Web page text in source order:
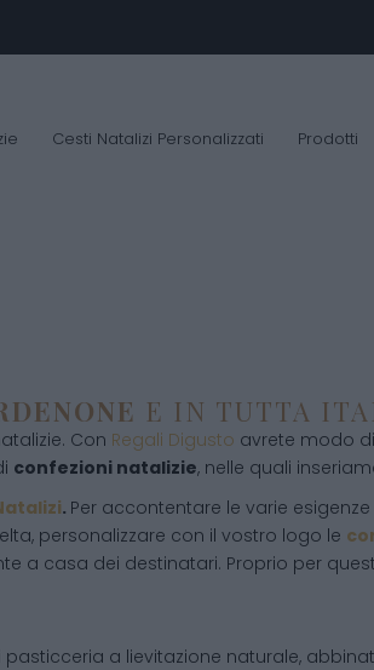
Cesti Natalizi Personalizzati Prodotti
E IN TUTTA
Con Regali Digusto avrete modo
confezioni natalizie, nelle quali
. Per accontentare le varie
personalizzare con il vostro logo le
a casa dei destinatari. Proprio per
pasticceria a lievitazione naturale,